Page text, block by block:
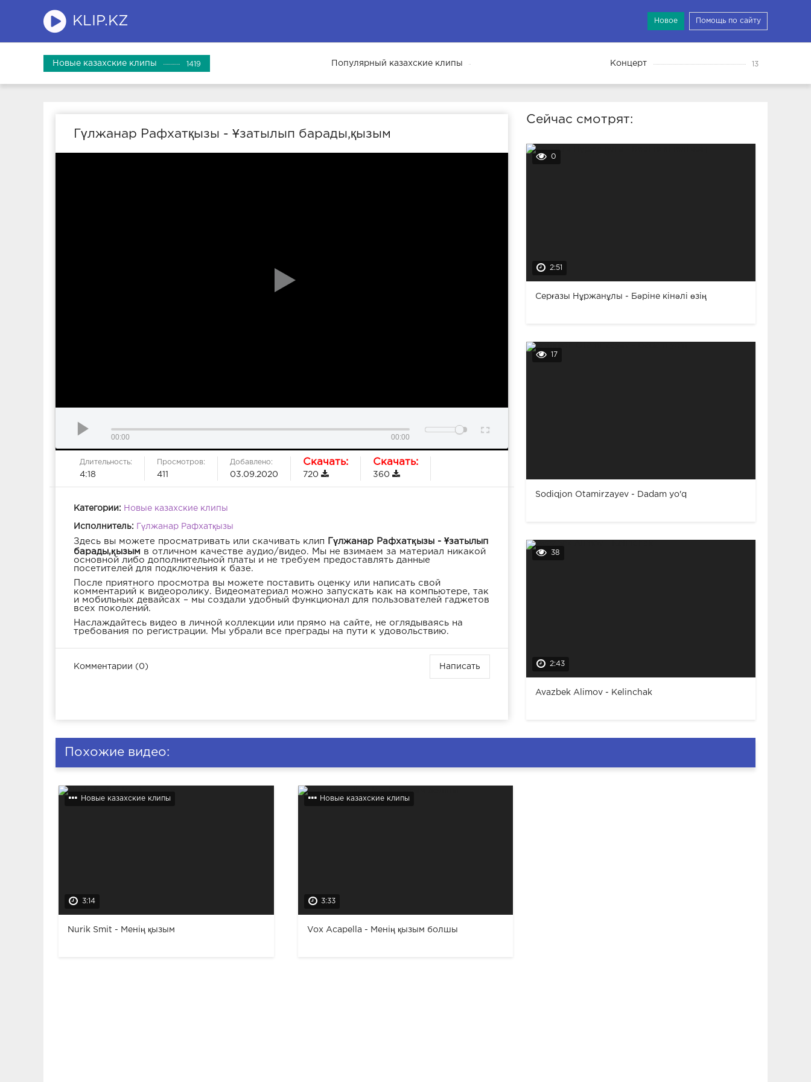
KLIP.KZ Новое Помощь по сайту
Новые казахские клипы 1419 Популярный казахские клипы Концерт 13
Гүлжанар Рафхатқызы - Ұзатылып барады,қызым
00:00 00:00
Длительность:
4:18
Просмотров:
411
Добавлено:
03.09.2020
Скачать:
720
Скачать:
360
Категории: Новые казахские клипы
Исполнитель: Гүлжанар Рафхатқызы
Здесь вы можете просматривать или скачивать клип
Гүлжанар Рафхатқызы - Ұзатылып
барады,қызым в отличном качестве аудио/видео. Мы не взимаем за материал никакой
основной либо дополнительной платы и не требуем предоставлять данные
посетителей для подключения к базе.
После приятного просмотра вы можете поставить оценку или написать свой
комментарий к видеоролику. Видеоматериал можно запускать как на компьютере, так
и мобильных девайсах – мы создали удобный функционал для пользователей гаджетов
всех поколений.
Наслаждайтесь видео в личной коллекции или прямо на сайте, не оглядываясь на
требования по регистрации. Мы убрали все преграды на пути к удовольствию.
Комментарии (0) Написать
Сейчас смотрят:
0
2:51
Серғазы Нұржанұлы - Бәріне кінәлі өзің
17
Sodiqjon Otamirzayev - Dadam yo'q
38
2:43
Avazbek Alimov - Kelinchak
Похожие видео:
Новые казахские клипы
3:14
Nurik Smit - Менің қызым
Новые казахские клипы
3:33
Vox Acapella - Менің қызым болшы